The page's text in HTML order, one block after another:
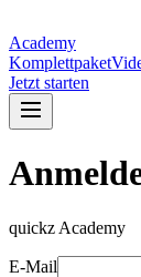
Academy
Komplettpaket
Jetzt starten
quickz Academy
E-Mail